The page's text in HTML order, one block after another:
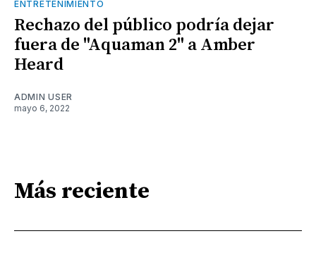
ENTRETENIMIENTO
Rechazo del público podría dejar
fuera de "Aquaman 2" a Amber
Heard
ADMIN USER
mayo 6, 2022
Más reciente